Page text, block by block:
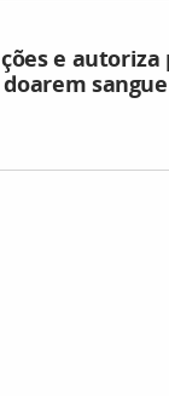
e autoriza
sangue